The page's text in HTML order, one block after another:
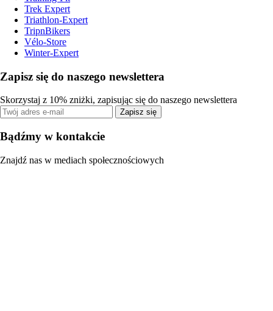
Trek Expert
Triathlon-Expert
TripnBikers
Vélo-Store
Winter-Expert
Zapisz się do naszego newslettera
Skorzystaj z 10% zniżki, zapisując się do naszego newslettera
Zapisz się
Bądźmy w kontakcie
Znajdź nas w mediach społecznościowych